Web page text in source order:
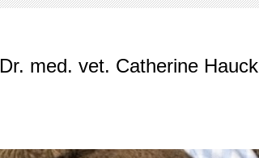
Dr. med. vet. Catherine Hauck